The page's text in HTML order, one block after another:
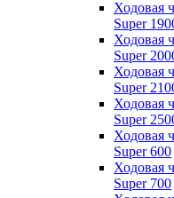
Ходовая
Super
Ходовая
Super
Ходовая
Super
Ходовая
Super
Ходовая
Super 600
Ходовая
Super 700